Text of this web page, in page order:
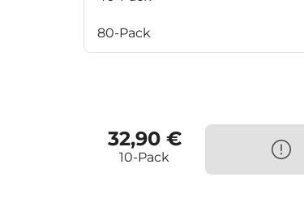
80-Pack
32,90 €
10-Pack